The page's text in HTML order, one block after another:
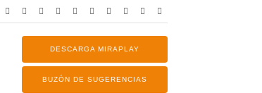
DESCARGA MIRAPLAY
BUZÓN DE SUGERENCIAS